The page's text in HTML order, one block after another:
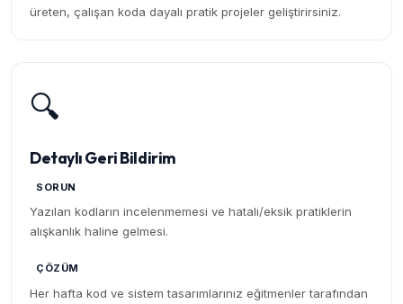
üreten, çalışan koda dayalı pratik projeler geliştirirsiniz.
🔍
Detaylı Geri Bildirim
SORUN
Yazılan kodların incelenmemesi ve hatalı/eksik pratiklerin
alışkanlık haline gelmesi.
ÇÖZÜM
Her hafta kod ve sistem tasarımlarınız eğitmenler tarafından